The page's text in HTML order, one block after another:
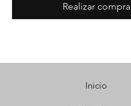
Realizar compra
Inicio